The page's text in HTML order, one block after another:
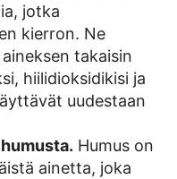
jotka
kierron. Ne
takaisin
hiilidioksidikisi ja
uudestaan
Humus on
ainetta, joka